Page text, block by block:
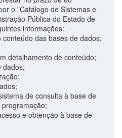
o "Catálogo de Sistemas e
Pública do Estado de
informações:
das bases de dados;
detalhamento de conteúdo;
dados;
de consulta à base de
e obtenção à base de